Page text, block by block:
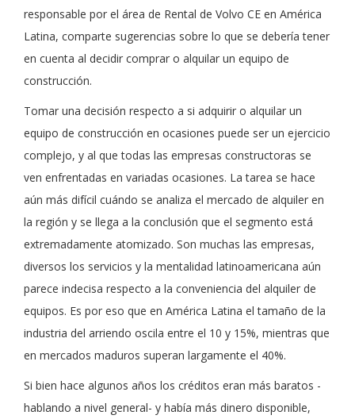
responsable por el área de Rental de Volvo CE en América
Latina, comparte sugerencias sobre lo que se debería tener
en cuenta al decidir comprar o alquilar un equipo de
construcción.
Tomar una decisión respecto a si adquirir o alquilar un
equipo de construcción en ocasiones puede ser un ejercicio
complejo, y al que todas las empresas constructoras se
ven enfrentadas en variadas ocasiones. La tarea se hace
aún más difícil cuándo se analiza el mercado de alquiler en
la región y se llega a la conclusión que el segmento está
extremadamente atomizado. Son muchas las empresas,
diversos los servicios y la mentalidad latinoamericana aún
parece indecisa respecto a la conveniencia del alquiler de
equipos. Es por eso que en América Latina el tamaño de la
industria del arriendo oscila entre el 10 y 15%, mientras que
en mercados maduros superan largamente el 40%.
Si bien hace algunos años los créditos eran más baratos -
hablando a nivel general- y había más dinero disponible,